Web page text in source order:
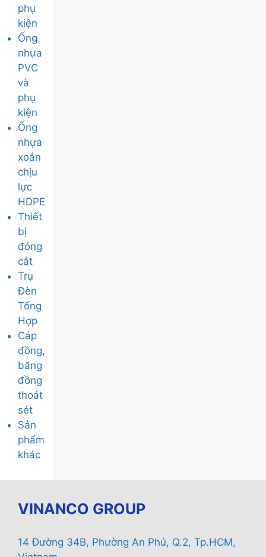
phụ
kiện
Ống
nhựa
PVC
và
phụ
kiện
Ống
nhựa
xoắn
chịu
lực
HDPE
Thiết
bị
đóng
cắt
Trụ
Đèn
Tổng
Hợp
Cáp
đồng,
băng
đồng
thoát
sét
Sản
phẩm
khác
VINANCO GROUP
14 Đường 34B, Phường An Phú, Q.2, Tp.HCM,